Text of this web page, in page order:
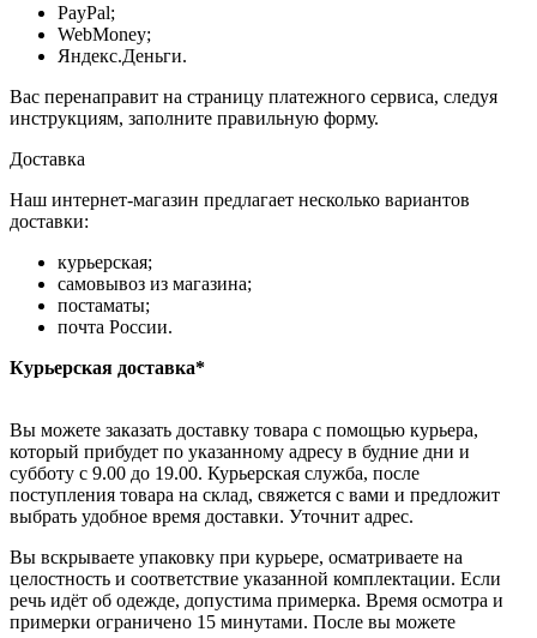
PayPal;
WebMoney;
Яндекс.Деньги.
Вас перенаправит на страницу платежного сервиса, следуя
инструкциям, заполните правильную форму.
Доставка
Наш интернет-магазин предлагает несколько вариантов
доставки:
курьерская;
самовывоз из магазина;
постаматы;
почта России.
Курьерская доставка*
Вы можете заказать доставку товара с помощью курьера,
который прибудет по указанному адресу в будние дни и
субботу с 9.00 до 19.00. Курьерская служба, после
поступления товара на склад, свяжется с вами и предложит
выбрать удобное время доставки. Уточнит адрес.
Вы вскрываете упаковку при курьере, осматриваете на
целостность и соответствие указанной комплектации. Если
речь идёт об одежде, допустима примерка. Время осмотра и
примерки ограничено 15 минутами. После вы можете